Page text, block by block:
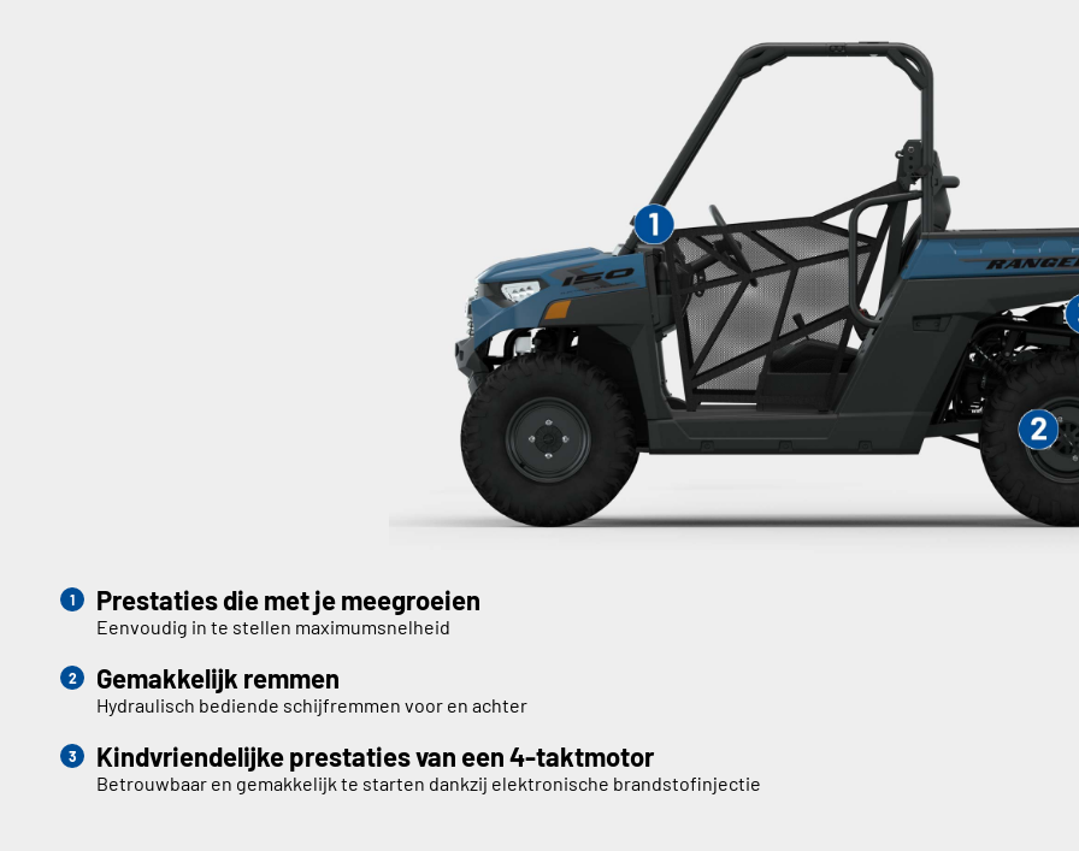
Prestaties die met je meegroeien
Eenvoudig in te stellen maximumsnelheid
Gemakkelijk remmen
Hydraulisch bediende schijfremmen voor en achter
Kindvriendelijke prestaties van een 4-taktmotor
Betrouwbaar en gemakkelijk te starten dankzij elektronische brandstofinjectie